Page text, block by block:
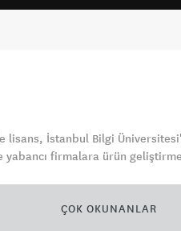
İstanbul Bilgi
firmalara ürün
ÇOK OKUNANLAR